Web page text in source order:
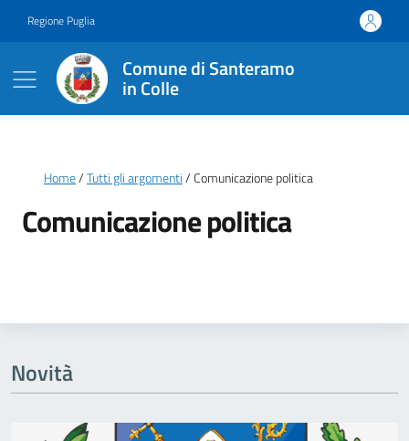
Regione Puglia
Comune di Santeramo
in Colle
Briciole di pane
Home Tutti gli argomenti Comunicazione politica
Comunicazione politica
Novità